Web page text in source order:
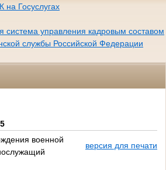
на Госуслугах
управления кадровым составом
службы Российской Федерации
военной
версия для печати